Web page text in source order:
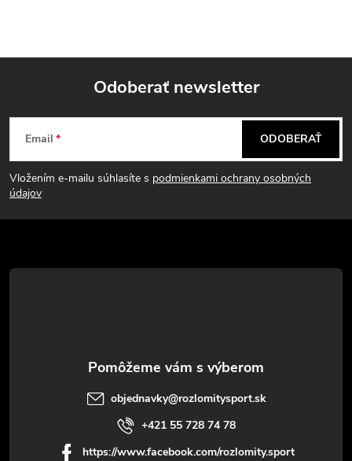
Z
á
p
t
Odoberať newsletter
Email
Vložením e-mailu súhlasíte s podmienkami ochrany osobných
údajov
ODOBERAŤ
objednavky@rozlomitysport.sk
+421 55 728 74 78
https://www.facebook.com/rozlomity.sport